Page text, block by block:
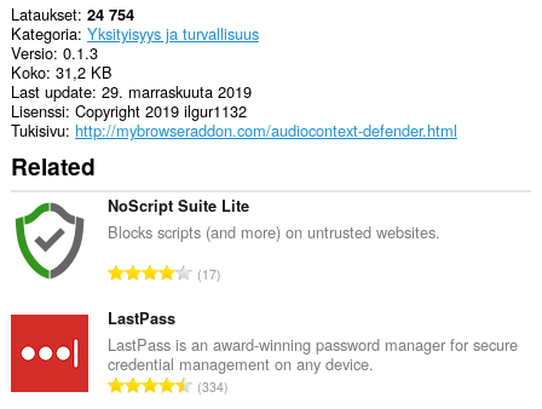
Lataukset 24 754
Kategoria Yksityisyys ja turvallisuus
Versio 0.1.3
Koko 31,2 KB
Last update 29. marraskuuta 2019
Lisenssi Copyright 2019 ilgur1132
Tukisivu http://mybrowseraddon.com/audiocontext-defender.html
Related
NoScript Suite Lite
Blocks scripts (and more) on untrusted websites.
A
i
o
i
17
LastPass
LastPass is an award-winning password manager for secure
credential management on any device.
A334